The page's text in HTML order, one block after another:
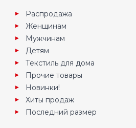
Распродажа
Женщинам
Мужчинам
Детям
Текстиль для дома
Прочие товары
Новинки!
Хиты продаж
Последний размер